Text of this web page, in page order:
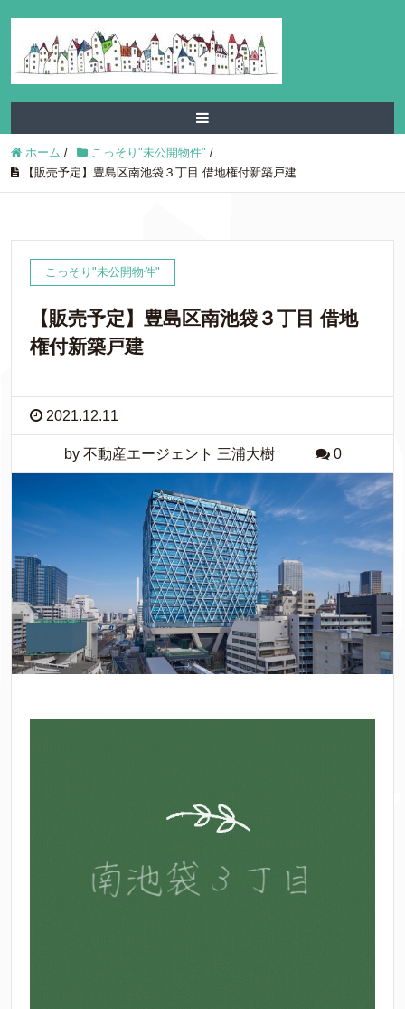
ホーム / こっそり"未公開物件" /
【販売予定】豊島区南池袋３丁目 借地権付新築戸建
こっそり"未公開物件"
【販売予定】豊島区南池袋３丁目 借地
権付新築戸建
2021.12.11
by 不動産エージェント 三浦大樹 0